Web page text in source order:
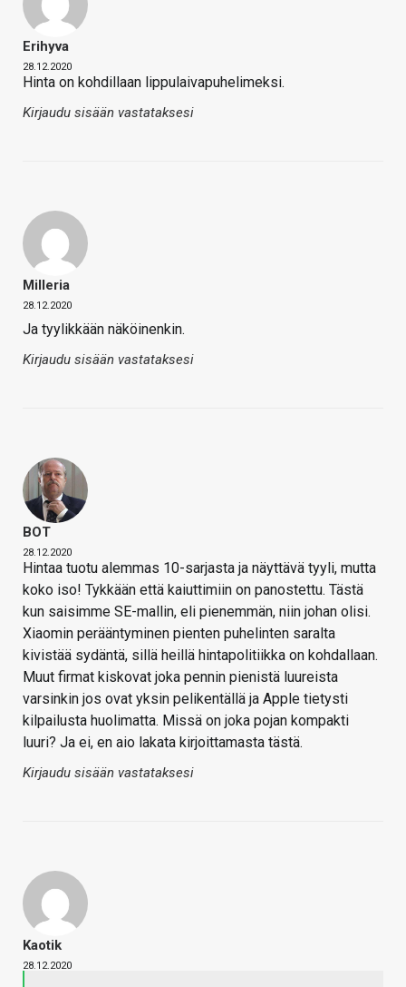
Erihyva
28.12.2020
Hinta on kohdillaan lippulaivapuhelimeksi.
Kirjaudu sisään vastataksesi
Milleria
28.12.2020
Ja tyylikkään näköinenkin.
Kirjaudu sisään vastataksesi
BOT
28.12.2020
Hintaa tuotu alemmas 10-sarjasta ja näyttävä tyyli, mutta
koko iso! Tykkään että kaiuttimiin on panostettu. Tästä
kun saisimme SE-mallin, eli pienemmän, niin johan olisi.
Xiaomin perääntyminen pienten puhelinten saralta
kivistää sydäntä, sillä heillä hintapolitiikka on kohdallaan.
Muut firmat kiskovat joka pennin pienistä luureista
varsinkin jos ovat yksin pelikentällä ja Apple tietysti
kilpailusta huolimatta. Missä on joka pojan kompakti
luuri? Ja ei, en aio lakata kirjoittamasta tästä.
Kirjaudu sisään vastataksesi
Kaotik
28.12.2020